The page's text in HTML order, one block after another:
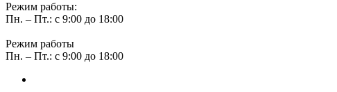
Режим работы:
Пн. – Пт.: с 9:00 до 18:00
Режим работы
Пн. – Пт.: с 9:00 до 18:00